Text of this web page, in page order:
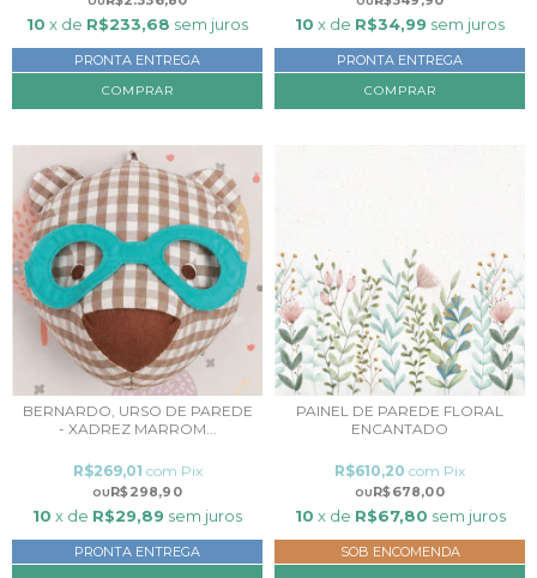
10 x de R$233,68 sem juros
PRONTA ENTREGA
10 x de R$34,99 sem juros
PRONTA ENTREGA
BERNARDO, URSO DE PAREDE
- XADREZ MARROM...
R$298,90
R$269,01 com Pix
10 x de R$29,89 sem juros
PRONTA ENTREGA
PAINEL DE PAREDE FLORAL
ENCANTADO
R$678,00
R$610,20 com Pix
10 x de R$67,80 sem juros
SOB ENCOMENDA